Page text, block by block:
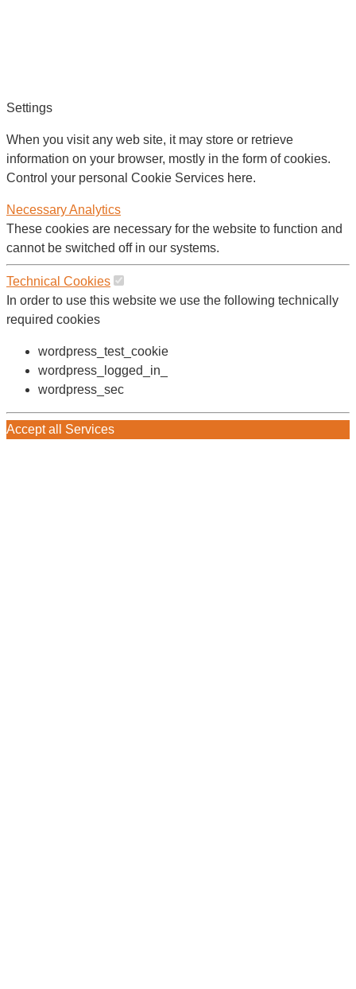
Settings
When you visit any web site, it may store or retrieve
information on your browser, mostly in the form of cookies.
Control your personal Cookie Services here.
NecessaryAnalytics
These cookies are necessary for the website to function and
cannot be switched off in our systems.
Technical Cookies
In order to use this website we use the following technically
required cookies
wordpress_test_cookie
wordpress_logged_in_
wordpress_sec
Accept all Services